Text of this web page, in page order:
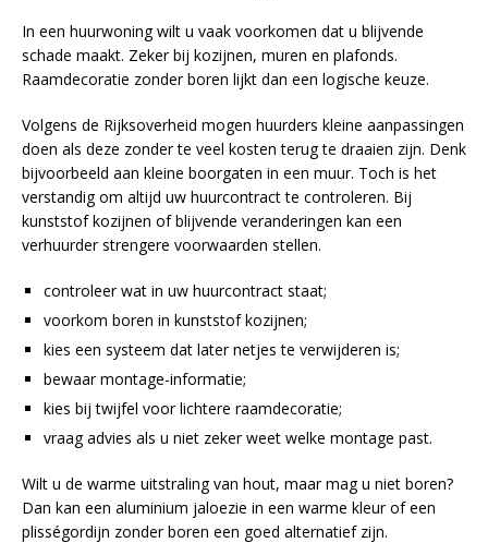
In een huurwoning wilt u vaak voorkomen dat u blijvende
schade maakt. Zeker bij kozijnen, muren en plafonds.
Raamdecoratie zonder boren lijkt dan een logische keuze.
Volgens de Rijksoverheid mogen huurders kleine aanpassingen
doen als deze zonder te veel kosten terug te draaien zijn. Denk
bijvoorbeeld aan kleine boorgaten in een muur. Toch is het
verstandig om altijd uw huurcontract te controleren. Bij
kunststof kozijnen of blijvende veranderingen kan een
verhuurder strengere voorwaarden stellen.
controleer wat in uw huurcontract staat;
voorkom boren in kunststof kozijnen;
kies een systeem dat later netjes te verwijderen is;
bewaar montage-informatie;
kies bij twijfel voor lichtere raamdecoratie;
vraag advies als u niet zeker weet welke montage past.
Wilt u de warme uitstraling van hout, maar mag u niet boren?
Dan kan een aluminium jaloezie in een warme kleur of een
plisségordijn zonder boren een goed alternatief zijn.